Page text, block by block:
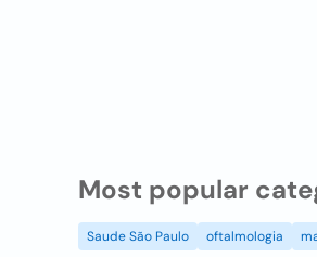
Most popular
Saude São Paulo oftalmologia